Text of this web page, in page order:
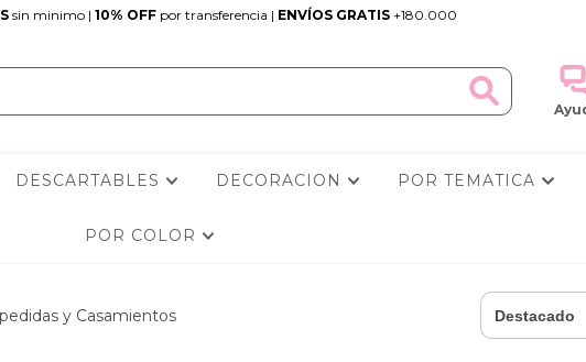
sin minimo | 10% OFF por transferencia | ENVÍOS GRATIS +180.000
DESCARTABLES DECORACION POR TEMATICA
POR COLOR
y Casamientos